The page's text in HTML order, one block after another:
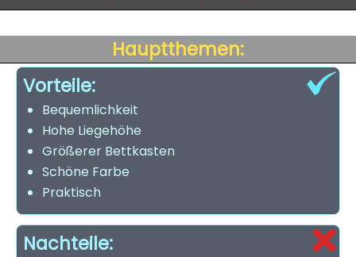
Hauptthemen:
Vorteile:
Bequemlichkeit
Hohe Liegehöhe
Größerer Bettkasten
Schöne Farbe
Praktisch
Nachteile: